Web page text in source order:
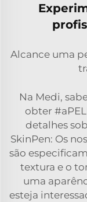
Alcance uma
Na Medi,
obter
detalhes
SkinPen: Os
são
textura e o
uma
esteja